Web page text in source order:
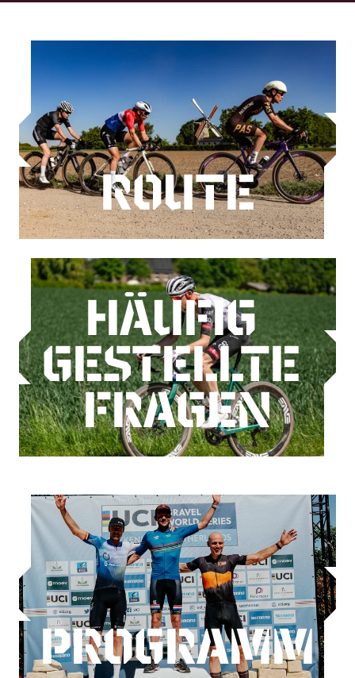
ROUTE
HÄUFIG
GESTELLTE
FRAGEN
PROGRAMM